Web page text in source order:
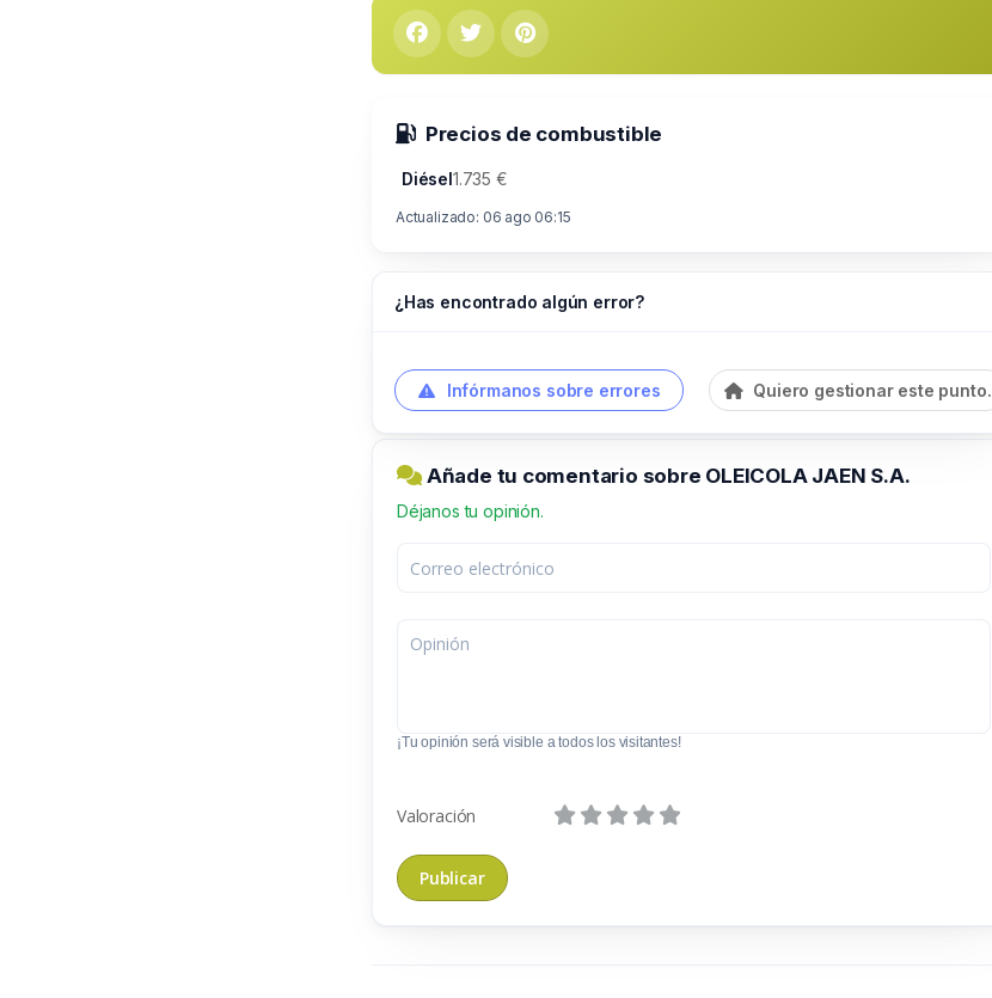
Precios de combustible
Diésel1.735 €
Actualizado: 06 ago 06:15
¿Has encontrado algún error?
Infórmanos sobre errores Quiero gestionar este punto.
Añade tu comentario sobre OLEICOLA JAEN S.A.
Déjanos tu opinión.
¡Tu opinión será visible a todos los visitantes!
Valoración